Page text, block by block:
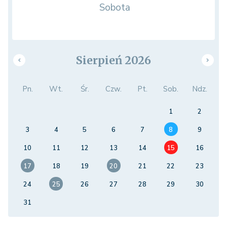
Sobota
Sierpień 2026
Pn. Wt. Śr. Czw. Pt. Sob. Ndz.
1
2
3
4 5 6 7 8
9
10
11 12 13 14 15
16
17
18 19 20 21 22
23
24
25 26 27 28 29
30
31